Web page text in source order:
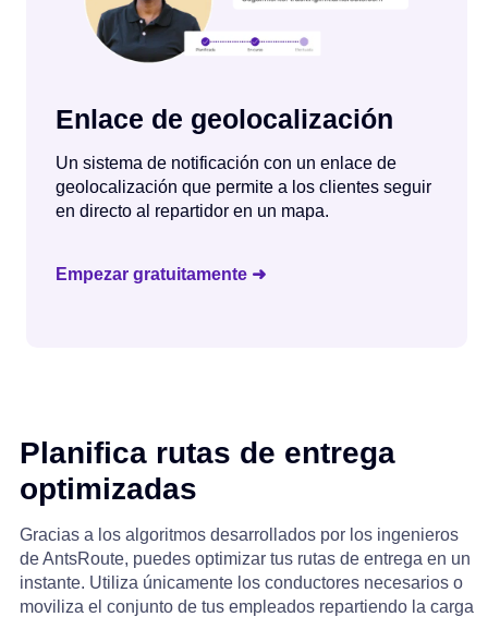
Enlace de geolocalización
Un sistema de notificación con un enlace de
geolocalización que permite a los clientes seguir
en directo al repartidor en un mapa.
Empezar gratuitamente ➜
Planifica rutas de entrega
optimizadas
Gracias a los algoritmos desarrollados por los ingenieros
de AntsRoute, puedes optimizar tus rutas de entrega en un
instante. Utiliza únicamente los conductores necesarios o
moviliza el conjunto de tus empleados repartiendo la carga